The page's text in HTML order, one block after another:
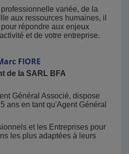
variée, de la
aux ressources humaines, il
répondre aux enjeux
et de votre entreprise.
FIORE
de la SARL BFA
Général Associé, dispose
ans en tant qu'Agent Général
et les Entreprises pour
les plus adaptées à leurs